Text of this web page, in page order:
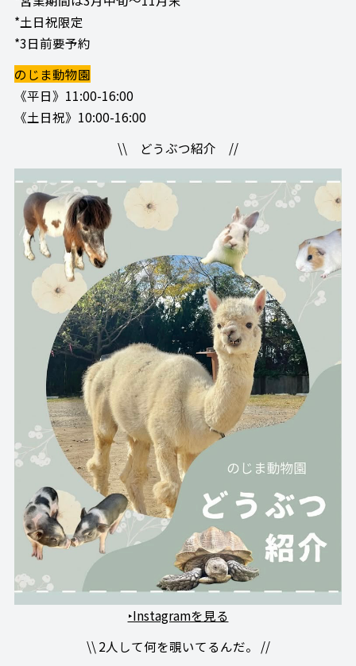
*土日祝限定
*3日前要予約
のじま動物園
《平日》11:00-16:00
《土日祝》10:00-16:00
\\ どうぶつ紹介 //
‣Instagramを見る
\\ 2人して何を覗いてるんだ。 //